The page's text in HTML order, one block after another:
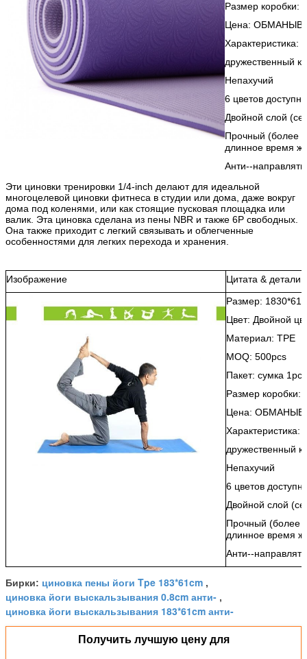
Размер коробки:
Цена:
Характеристика:
дружественный к
Непахучий
6 цветов
Двойной слой
Прочный (более
длинное время
Анти--
Эти циновки тренировки 1/4-inch делают для идеальной
многоцелевой циновки фитнеса в студии или дома, даже вокруг
дома под коленями, или как стоящие пусковая площадка или
валик. Эта циновка сделана из пены NBR и также 6P свободных.
Она также приходит с легкий связывать и облегченные
особенностями для легких перехода и хранения.
Изображение
Цитата & детали
Размер:
Цвет: Двойной
Материал: TPE
MOQ: 500pcs
Пакет: сумка
Размер коробки:
Цена:
Характеристика:
дружественный к
Непахучий
6 цветов
Двойной слой
Прочный (более
длинное время
Анти--
Бирки: циновка пены йоги Tpe 183*61cm ,
циновка йоги выскальзывания 0.8cm анти- ,
циновка йоги выскальзывания 183*61cm анти-
Получить лучшую цену для